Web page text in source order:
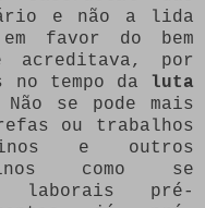
e não a lida
favor do bem
acreditava, por
no tempo da luta
se pode mais
ou trabalhos
e outros
como se
laborais pré-